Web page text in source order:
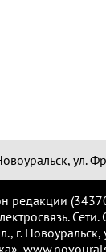
ул.
редакции
г. Новоуральск,